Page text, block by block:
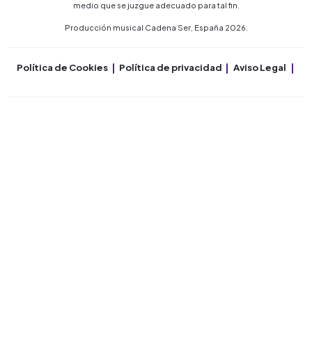
medio que se juzgue adecuado para tal fin.
Producción musical Cadena Ser, España 2026.
Política de Cookies Política de privacidad Aviso Legal